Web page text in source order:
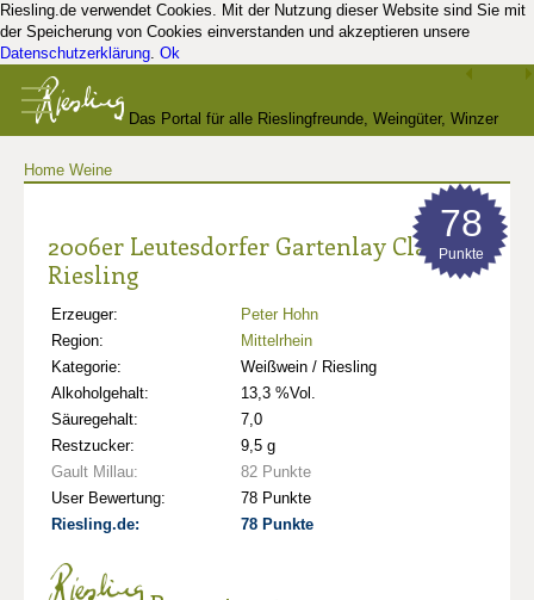
Riesling.de verwendet Cookies. Mit der Nutzung dieser Website sind Sie mit
der Speicherung von Cookies einverstanden und akzeptieren unsere
Datenschutzerklärung. Ok
Das Portal für alle Rieslingfreunde, Weingüter, Winzer
Home Weine
2006er Leutesdorfer Gartenlay Classic
Riesling
Erzeuger:
Peter Hohn
Region:
Mittelrhein
Kategorie:
Weißwein / Riesling
Alkoholgehalt:
13,3 %Vol.
Säuregehalt:
7,0
Restzucker:
9,5 g
Gault Millau:
82 Punkte
User Bewertung:
78 Punkte
Riesling.de:
78 Punkte
78
Punkte